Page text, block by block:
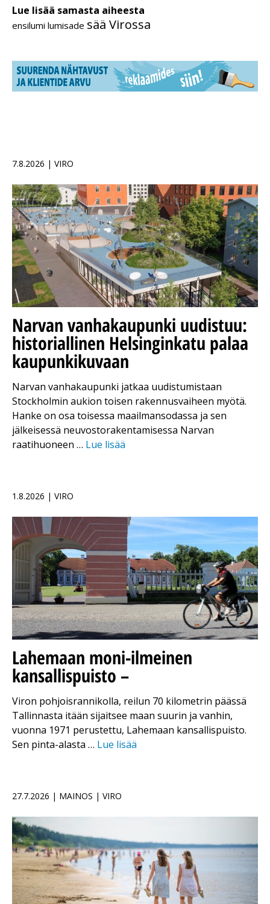
Lue lisää samasta aiheesta
ensilumi lumisade sää Virossa
7.8.2026 | VIRO
Narvan vanhakaupunki uudistuu:
historiallinen Helsinginkatu palaa
kaupunkikuvaan
Narvan vanhakaupunki jatkaa uudistumistaan
Stockholmin aukion toisen rakennusvaiheen myötä.
Hanke on osa toisessa maailmansodassa ja sen
jälkeisessä neuvostorakentamisessa Narvan
raatihuoneen … Lue lisää
1.8.2026 | VIRO
Lahemaan moni-ilmeinen
kansallispuisto –
Viron pohjoisrannikolla, reilun 70 kilometrin päässä
Tallinnasta itään sijaitsee maan suurin ja vanhin,
vuonna 1971 perustettu, Lahemaan kansallispuisto.
Sen pinta-alasta … Lue lisää
27.7.2026 | MAINOS | VIRO